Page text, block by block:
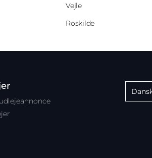
Vejle
Roskilde